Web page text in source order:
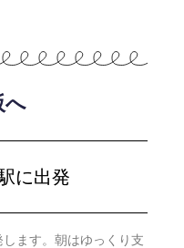
へ
に出発
ます。朝はゆっくり支